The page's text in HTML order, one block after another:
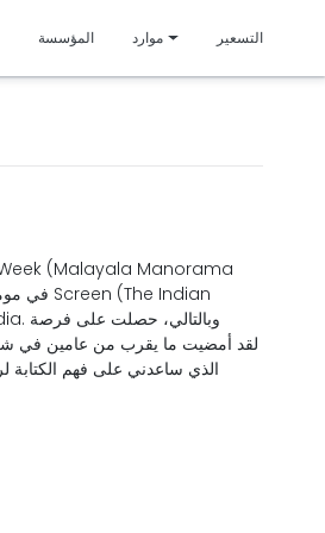
المؤسسة موارد التسعير